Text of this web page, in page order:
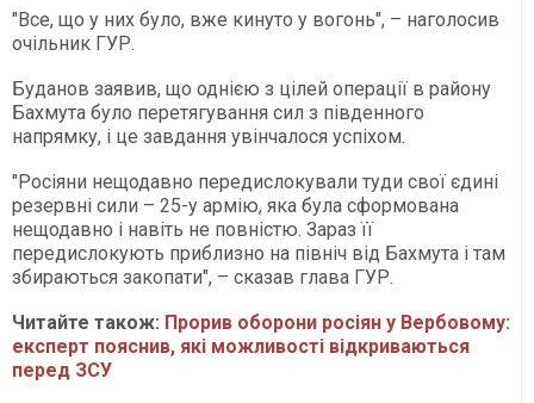
"Все, що у них було, вже кинуто у вогонь", – наголосив
очільник ГУР.
Буданов заявив, що однією з цілей операції в району
Бахмута було перетягування сил з південного
напрямку, і це завдання увінчалося успіхом.
"Росіяни нещодавно передислокували туди свої єдині
резервні сили – 25-у армію, яка була сформована
нещодавно і навіть не повністю. Зараз її
передислокують приблизно на північ від Бахмута і там
збираються закопати", – сказав глава ГУР.
Читайте також: Прорив оборони росіян у Вербовому:
експерт пояснив, які можливості відкриваються
перед ЗСУ